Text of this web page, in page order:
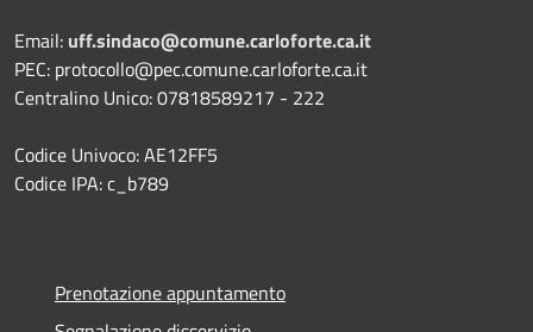
Email: uff.sindaco@comune.carloforte.ca.it
PEC: protocollo@pec.comune.carloforte.ca.it
Centralino Unico: 07818589217 - 222
Codice Univoco: AE12FF5
Codice IPA: c_b789
Prenotazione appuntamento